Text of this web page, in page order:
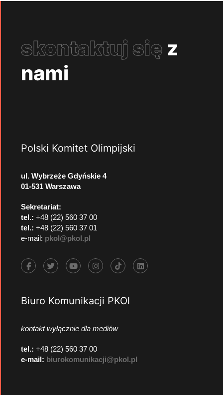
skontaktuj się z
nami
Polski Komitet Olimpijski
ul. Wybrzeże Gdyńskie 4
01-531 Warszawa
Sekretariat:
tel.: +48 (22) 560 37 00
tel.: +48 (22) 560 37 01
e-mail: pkol@pkol.pl
Biuro Komunikacji PKOl
kontakt wyłącznie dla mediów
tel.: +48 (22) 560 37 00
e-mail: biurokomunikacji@pkol.pl